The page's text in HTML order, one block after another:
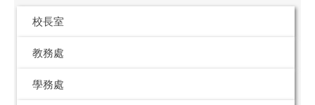
校長室
教務處
學務處